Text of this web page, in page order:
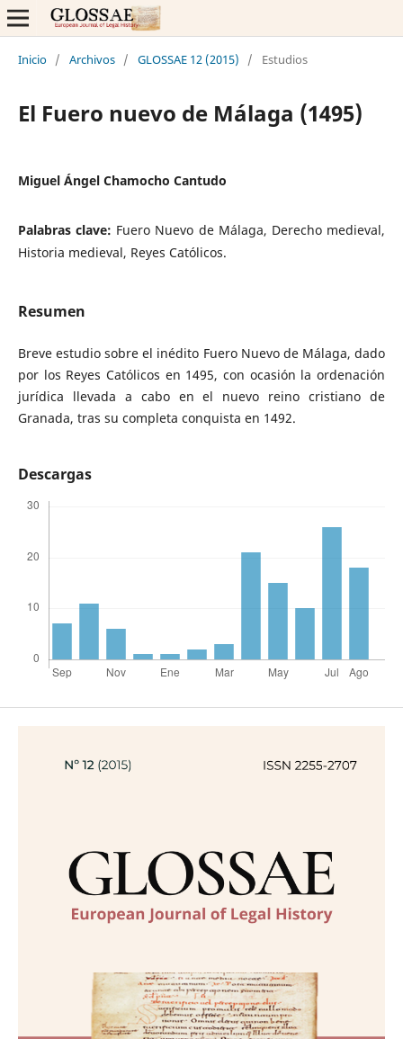
Inicio / Archivos / GLOSSAE 12 (2015) / Estudios
El Fuero nuevo de Málaga (1495)
Miguel Ángel Chamocho Cantudo
Palabras clave: Fuero Nuevo de Málaga, Derecho medieval,
Historia medieval, Reyes Católicos.
Resumen
Breve estudio sobre el inédito Fuero Nuevo de Málaga, dado
por los Reyes Católicos en 1495, con ocasión la ordenación
jurídica llevada a cabo en el nuevo reino cristiano de
Granada, tras su completa conquista en 1492.
Descargas